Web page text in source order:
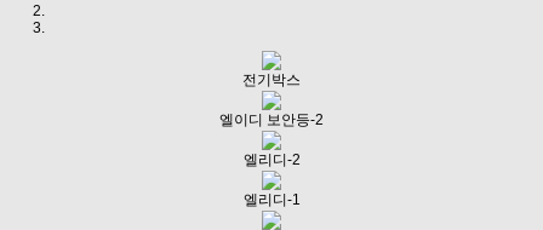
전기박스
엘이디 보안등-2
엘리디-2
엘리디-1